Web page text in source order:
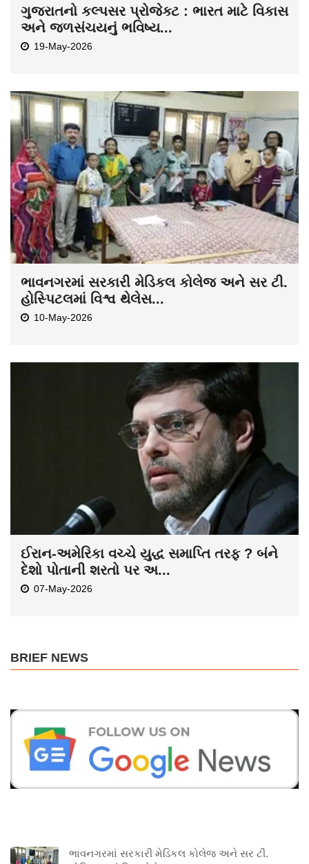
ગુજરાતનો કલ્પસર પ્રોજેક્ટ : ભારત માટે વિકાસ
અને જળસંચયનું ભવિષ્ય...
19-May-2026
ભાવનગરમાં સરકારી મેડિકલ કોલેજ અને સર ટી.
હોસ્પિટલમાં વિશ્વ થેલેસ...
10-May-2026
ઈરાન-અમેરિકા વચ્ચે યુદ્ધ સમાપ્તિ તરફ ? બંને
દેશો પોતાની શરતો પર અ...
07-May-2026
BRIEF NEWS
ભાવનગરમાં સરકારી મેડિકલ કોલેજ અને સર ટી.